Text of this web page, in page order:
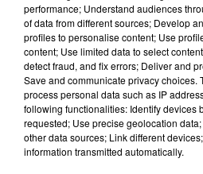
Un homme s'est immolé
aspergé sa compagne et
d'un liquide inflammable.
20 juillet 2026
performance; Understand audiences
of data from different sources; Develop
profiles to personalise content; Use
content; Use limited data to select
detect fraud, and fix errors; Deliver and
Save and communicate privacy choices.
process personal data such as IP
following functionalities: Identify devices
requested; Use precise geolocation
other data sources; Link different
information transmitted automatically.